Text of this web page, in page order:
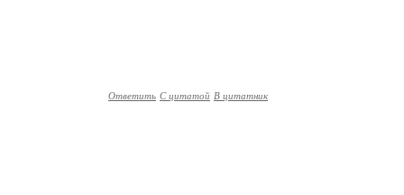
Ответить С цитатой В цитатник